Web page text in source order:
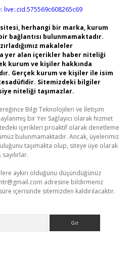
live:.cid.575569c608265c69
herhangi bir marka, kurum
bağlantısı bulunmamaktadır.
makaleler
yer alan içerikler haber niteliği
kurum ve kişiler hakkında
Gerçek kurum ve kişiler ile isim
Sitemizdeki bilgiler
niteliği taşımazlar.
Bilgi Teknolojileri ve İletişim
bir Yer Sağlayıcı olarak hizmet
içerikleri proaktif olarak denetleme
bulunmamaktadır. Ancak, üyelerimiz
taşımakta olup, siteye üye olarak
aykırı olduğunu düşündüğünüz
adresine bildirmeniz
içerisinde sitemizden kaldırılacaktır.